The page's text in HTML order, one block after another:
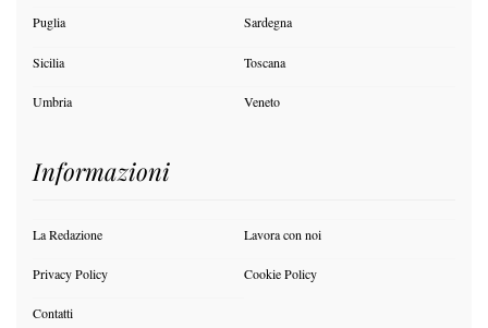
Puglia Sardegna
Sicilia Toscana
Umbria Veneto
Informazioni
La Redazione Lavora con noi
Privacy Policy Cookie Policy
Contatti